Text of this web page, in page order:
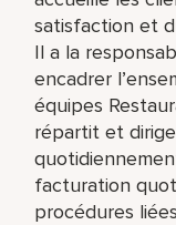
satisfaction et
Il a la
encadrer
équipes
répartit et
facturation
procédures